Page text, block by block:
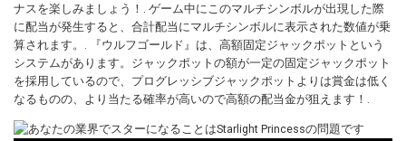
ナスを楽しみましょう！. ゲーム中にこのマルチシンボルが出現した際
に配当が発生すると、合計配当にマルチシンボルに表示された数値が乗
算されます。. 『ウルフゴールド』は、高額固定ジャックポットという
システムがあります。ジャックポットの額が一定の固定ジャックポット
を採用しているので、プログレッシブジャックポットよりは賞金は低く
なるものの、より当たる確率が高いので高額の配当金が狙えます！.